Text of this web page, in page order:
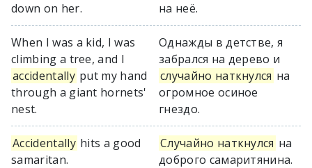
down on her.
на неё.
When I was a kid, I was
climbing a tree, and I
accidentally put my hand
through a giant hornets'
nest.
Однажды в детстве, я
забрался на дерево и
случайно наткнулся на
огромное осиное
гнездо.
Accidentally hits a good
samaritan.
Случайно наткнулся на
доброго самаритянина.